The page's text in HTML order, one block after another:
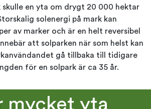
en yta om drygt 20 000 hektar
solenergi på mark kan
av marker och är en helt reversibel
att solparken när som helst kan
gå tillbaka till tidigare
för en solpark är ca 35 år.
mycket yta